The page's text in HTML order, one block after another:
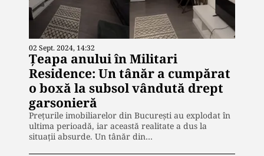
02 Sept. 2024, 14:32
Țeapa anului în Militari
Residence: Un tânăr a cumpărat
o boxă la subsol vândută drept
garsonieră
Prețurile imobiliarelor din București au explodat în
ultima perioadă, iar această realitate a dus la
situații absurde. Un tânăr din…